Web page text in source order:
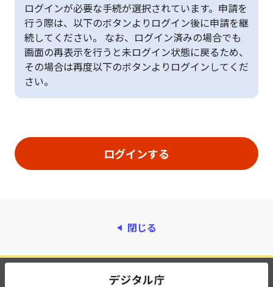
ログインが必要な手続が選択されています。申請を
行う際は、以下のボタンよりログイン後に申請を継
続してください。 なお、ログイン済みの場合でも
画面の再表示を行うと未ログイン状態に戻るため、
その場合は再度以下のボタンよりログインしてくだ
さい。
閉じる